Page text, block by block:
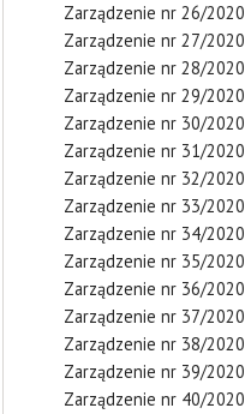
Zarządzenie nr 26/2020
Zarządzenie nr 27/2020
Zarządzenie nr 28/2020
Zarządzenie nr 29/2020
Zarządzenie nr 30/2020
Zarządzenie nr 31/2020
Zarządzenie nr 32/2020
Zarządzenie nr 33/2020
Zarządzenie nr 34/2020
Zarządzenie nr 35/2020
Zarządzenie nr 36/2020
Zarządzenie nr 37/2020
Zarządzenie nr 38/2020
Zarządzenie nr 39/2020
Zarządzenie nr 40/2020